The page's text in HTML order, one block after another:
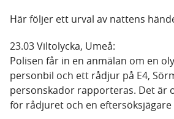
Här följer ett urval av nattens
23.03 Viltolycka, Umeå:
Polisen får in en anmälan om en
personbil och ett rådjur på E4,
personskador rapporteras. Det är
för rådjuret och en eftersöksjägare